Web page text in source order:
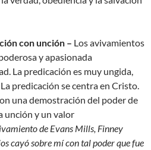
con unción – Los avivamientos
y apasionada
La predicación es muy ungida,
predicación se centra en Cristo.
una demostración del poder de
unción y un valor
de Evans Mills, Finney
cayó sobre mí con tal poder que fue